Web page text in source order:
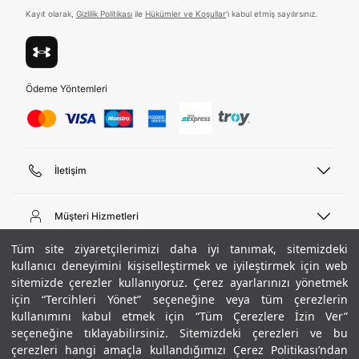
Tüm site ziyaretçilerimizi daha iyi tanımak, sitemizdeki
kullanıcı deneyimini kişiselleştirmek ve iyileştirmek için web
sitemizde çerezler kullanıyoruz. Çerez ayarlarınızı yönetmek
için “Tercihleri Yönet” seçeneğine veya tüm çerezlerin
kullanımını kabul etmek için “Tüm Çerezlere İzin Ver”
seçeneğine tıklayabilirsiniz. Sitemizdeki çerezleri ve bu
çerezleri hangi amaçla kullandığımızı Çerez Politikası’ndan
Kayıt olarak, Gizlilik Politikası ile Hükümler ve Koşullar'ı kabul etmiş sayılırsınız.
Ödeme Yöntemleri
İletişim
444 02 00
Pazartesi - Cuma 09:00 - 18:00
E-posta
bilgi@underarmour.com
Müşteri Hizmetleri
Sipariş Sorgulama
Bize Ulaşın
Teslimat Bilgileri
İşlem Rehberi
İade ve Değişimler
Sıkça Sorulan Sorular
Hakkımızda
Ticari Bilgiler
Hükümler ve Koşullar
Gizlilik Politikası
Çerez Politikası
UA Sosyal Medya
Instagram
Facebook
Popüler Kategoriler